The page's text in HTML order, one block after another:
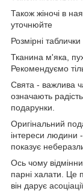
Також жіночі в
уточнюйте
Розмірні
Тканина м'яка,
Рекомендуємо
Свята - важлива
означають
подарунки.
Оригінальний
інтереси людини
показує
Ось чому
парні халати. Це
він дарує